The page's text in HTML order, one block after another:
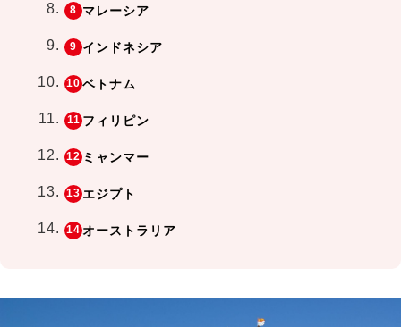
マレーシア
インドネシア
ベトナム
フィリピン
ミャンマー
エジプト
オーストラリア